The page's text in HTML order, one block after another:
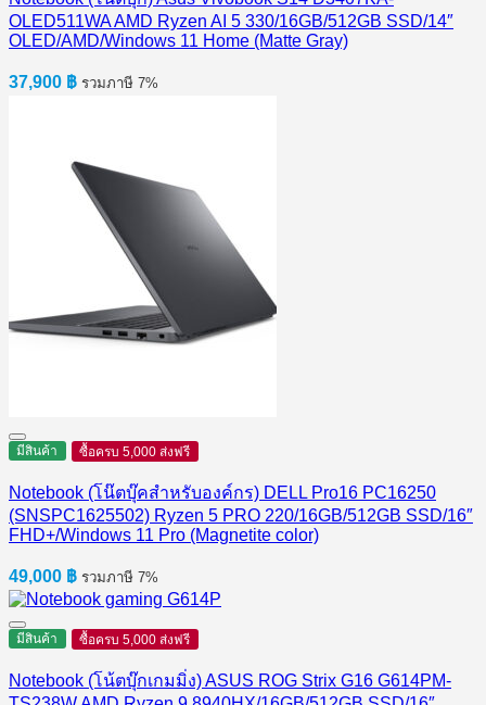
OLED511WA AMD Ryzen AI 5 330/16GB/512GB SSD/14″
OLED/AMD/Windows 11 Home (Matte Gray)
37,900 ฿ รวมภาษี 7%
มีสินค้า ซื้อครบ 5,000 ส่งฟรี
Notebook (โน๊ตบุ๊คสำหรับองค์กร) DELL Pro16 PC16250
(SNSPC1625502) Ryzen 5 PRO 220/16GB/512GB SSD/16″
FHD+/Windows 11 Pro (Magnetite color)
49,000 ฿ รวมภาษี 7%
มีสินค้า ซื้อครบ 5,000 ส่งฟรี
Notebook (โน้ตบุ๊กเกมมิ่ง) ASUS ROG Strix G16 G614PM-